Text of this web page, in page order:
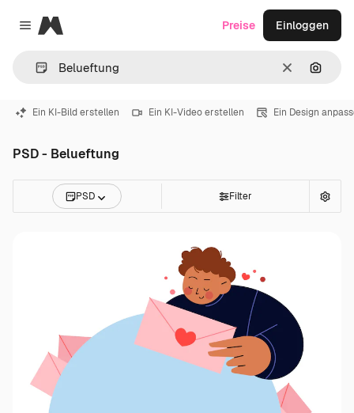
Close menu
Magnific
LöschenNach
Preise Einloggen
Ein KI-Bild erstellen Ein KI-Video erstellen Ein Design
PSD - Belueftung
PSD Filter